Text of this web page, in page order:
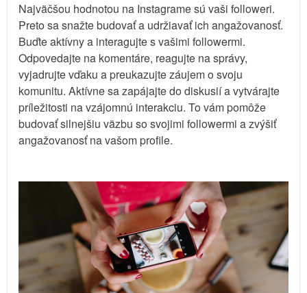
Najväčšou hodnotou na Instagrame sú vaši followeri.
Preto sa snažte budovať a udržiavať ich angažovanosť.
Buďte aktívny a interagujte s vašimi followermi.
Odpovedajte na komentáre, reagujte na správy,
vyjadrujte vďaku a preukazujte záujem o svoju
komunitu. Aktívne sa zapájajte do diskusií a vytvárajte
príležitosti na vzájomnú interakciu. To vám pomôže
budovať silnejšiu väzbu so svojimi followermi a zvýšiť
angažovanosť na vašom profile.